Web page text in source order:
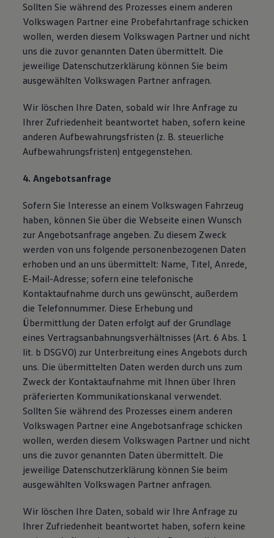
Sollten Sie während des Prozesses einem anderen
Volkswagen Partner eine Probefahrtanfrage schicken
wollen, werden diesem Volkswagen Partner und nicht
uns die zuvor genannten Daten übermittelt. Die
jeweilige Datenschutzerklärung können Sie beim
ausgewählten Volkswagen Partner anfragen.
Wir löschen Ihre Daten, sobald wir Ihre Anfrage zu
Ihrer Zufriedenheit beantwortet haben, sofern keine
anderen Aufbewahrungsfristen (z. B. steuerliche
Aufbewahrungsfristen) entgegenstehen.
4. Angebotsanfrage
Sofern Sie Interesse an einem Volkswagen Fahrzeug
haben, können Sie über die Webseite einen Wunsch
zur Angebotsanfrage angeben. Zu diesem Zweck
werden von uns folgende personenbezogenen Daten
erhoben und an uns übermittelt: Name, Titel, Anrede,
E-Mail-Adresse; sofern eine telefonische
Kontaktaufnahme durch uns gewünscht, außerdem
die Telefonnummer. Diese Erhebung und
Übermittlung der Daten erfolgt auf der Grundlage
eines Vertragsanbahnungsverhältnisses (Art. 6 Abs. 1
lit. b DSGVO) zur Unterbreitung eines Angebots durch
uns. Die übermittelten Daten werden durch uns zum
Zweck der Kontaktaufnahme mit Ihnen über Ihren
präferierten Kommunikationskanal verwendet.
Sollten Sie während des Prozesses einem anderen
Volkswagen Partner eine Angebotsanfrage schicken
wollen, werden diesem Volkswagen Partner und nicht
uns die zuvor genannten Daten übermittelt. Die
jeweilige Datenschutzerklärung können Sie beim
ausgewählten Volkswagen Partner anfragen.
Wir löschen Ihre Daten, sobald wir Ihre Anfrage zu
Ihrer Zufriedenheit beantwortet haben, sofern keine